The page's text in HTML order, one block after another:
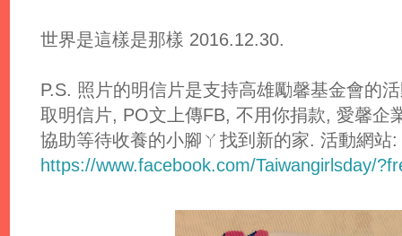
世界是這樣是那樣 2016.12.30.
P.S. 照片的明信片是支持高雄勵馨基金會的
取明信片, PO文上傳FB, 不用你捐款, 愛馨企
協助等待收養的小腳ㄚ找到新的家. 活動網站:
https://www.facebook.com/Taiwangirlsday/